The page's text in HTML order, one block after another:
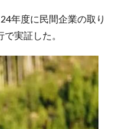
年度に民間企業の取り
実証した。